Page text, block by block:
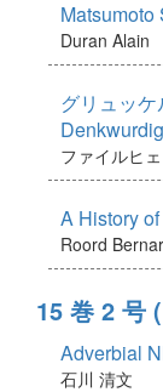
Matsumoto
Duran Alain
グリュッ
ファイルヒ
A History
Roord
15 巻 2 号
Adverbial
石川 清文